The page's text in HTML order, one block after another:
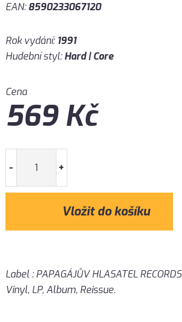
EAN:8590233067120
Rok vydání: 1991
Hudební styl:Hard | Core
Cena
569Kč
- +
Label : PAPAGÁJŮV HLASATEL RECORDS
Vinyl, LP, Album, Reissue.